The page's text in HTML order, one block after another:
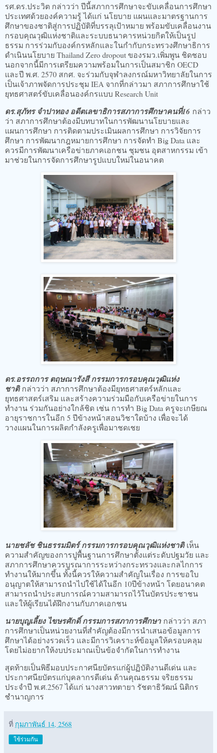
รศ.ดร.ประวิต กล่าวว่า ปีนี้สภาการศึกษาจะขับเคลื่อนการศึกษา
ประเทศด้วยองค์ความรู้ ได้แก่ นโยบาย แผนและมาตรฐานการ
ศึกษาของชาติสู่การปฏิบัติที่บรรลุเป้าหมาย พร้อมขับเคลื่อนงาน
กรอบคุณวุฒิแห่งชาติและระบบธนาคารหน่วยกิตให้เป็นรูป
ธรรม การร่วมกับองค์กรหลักและในกำกับกระทรวงศึกษาธิการ
ดำเนินนโยบาย Thailand Zero dropout ของรมว.เพิ่มพูน ชิดชอบ
นอกจากนี้มีการเตรียมความพร้อมในการเป็นสมาชิก OECD
และปี พ.ศ. 2570 สกศ. จะร่วมกับจุฬาลงกรณ์มหาวิทยาลัยในการ
เป็นเจ้าภาพจัดการประชุม IEA จากที่กล่าวมา สภาการศึกษาใช้
ยุทธศาสตร์ขับเคลื่อนองค์กรแบบ Research Unit
ดร.สุภัทร จำปาทอง อดีตเลขาธิการสภาการศึกษาคนที่16 กล่าว
ว่า สภาการศึกษาต้องมีบทบาทในการพัฒนานโยบายและ
แผนการศึกษา การติดตามประเมินผลการศึกษา การวิจัยการ
ศึกษา การพัฒนากฎหมายการศึกษา การจัดทำ Big Data และ
ควรมีการพัฒนาเครือข่ายภาคเอกชน ชุมชน อุตสาหกรรม เข้า
มาช่วยในการจัดการศึกษารูปแบบใหม่ในอนาคต
ดร.อรรถการ ตฤษณารังสี กรรมการกรอบคุณวุฒิแห่ง
ชาติกล่าวว่า สภาการศึกษาต้องมียุทธศาสตร์หลักและ
ยุทธศาสตร์เสริม และสร้างความร่วมมือกับเครือข่ายในการ
ทำงาน ร่วมกันอย่างใกล้ชิด เช่น การทำ Big Data ครูจะเกษียณ
อายุราชการในอีก 5 ปีข้างหน้าสอนวิชาใดบ้าง เพื่อจะได้
วางแผนในการผลิตกำลังครูเพื่อมาชดเชย
นายชลัช ชินธรรมมิตร์ กรรมการกรอบคุณวุฒิแห่งชาติเห็น
ความสำคัญของการปูพื้นฐานการศึกษาตั้งแต่ระดับปฐมวัย และ
สภาการศึกษาควรบูรณาการระหว่างกระทรวงและกลไกการ
ทำงานให้มากขึ้น ทั้งนี้ควรให้ความสำคัญในเรื่อง การขอใบ
อนุญาตให้สามารถนำไปใช้ได้ในอีก 10ปีข้างหน้า โดยอนาคต
สามารถนำประสบการณ์ความสามารถไว้ในบัตรประชาชน
และให้ผู้เรียนได้ฝึกงานกับภาคเอกชน
นายบุญเลี้ยง ไขษรศักดิ์ กรรมการสภาการศึกษา กล่าวว่า สภา
การศึกษาเป็นหน่วยงานที่สำคัญต้องมีการนำเสนอข้อมูลการ
ศึกษาได้อย่างรวดเร็ว และมีการวิเคราะห์ข้อมูลให้ครอบคลุม
โดยไม่อยากให้งบประมาณเป็นข้อจำกัดในการทำงาน
สุดท้ายเป็นพิธีมอบประกาศนียบัตรแก่ผู้ปฏิบัติงานดีเด่น และ
ประกาศนียบัตรแก่บุคลากรดีเด่น ด้านคุณธรรม จริยธรรม
ประจำปี พ.ศ.2567 ได้แก่ นางสาวทตายา รัชตาธิวัฒน์ นิติกร
ชำนาญการ
ที่ กุมภาพันธ์ 14, 2568
ใช้ร่วมกัน